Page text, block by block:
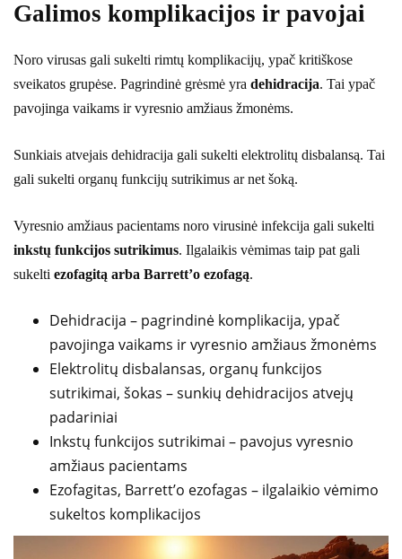
Galimos komplikacijos ir pavojai
Noro virusas gali sukelti rimtų komplikacijų, ypač kritiškose
sveikatos grupėse. Pagrindinė grėsmė yra dehidracija. Tai ypač
pavojinga vaikams ir vyresnio amžiaus žmonėms.
Sunkiais atvejais dehidracija gali sukelti elektrolitų disbalansą. Tai
gali sukelti organų funkcijų sutrikimus ar net šoką.
Vyresnio amžiaus pacientams noro virusinė infekcija gali sukelti
inkstų funkcijos sutrikimus. Ilgalaikis vėmimas taip pat gali
sukelti ezofagitą arba Barrett’o ezofagą.
Dehidracija – pagrindinė komplikacija, ypač
pavojinga vaikams ir vyresnio amžiaus žmonėms
Elektrolitų disbalansas, organų funkcijos
sutrikimai, šokas – sunkių dehidracijos atvejų
padariniai
Inkstų funkcijos sutrikimai – pavojus vyresnio
amžiaus pacientams
Ezofagitas, Barrett’o ezofagas – ilgalaikio vėmimo
sukeltos komplikacijos